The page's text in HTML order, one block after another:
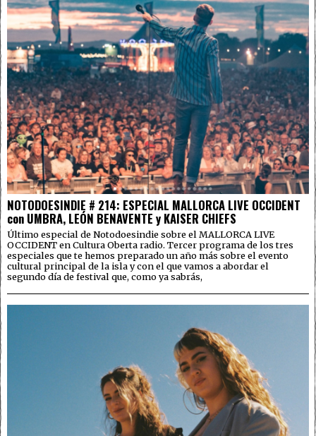
NOTODOESINDIE # 214: ESPECIAL MALLORCA LIVE OCCIDENT
con UMBRA, LEÓN BENAVENTE y KAISER CHIEFS
Último especial de Notodoesindie sobre el MALLORCA LIVE
OCCIDENT en Cultura Oberta radio. Tercer programa de los tres
especiales que te hemos preparado un año más sobre el evento
cultural principal de la isla y con el que vamos a abordar el
segundo día de festival que, como ya sabrás,